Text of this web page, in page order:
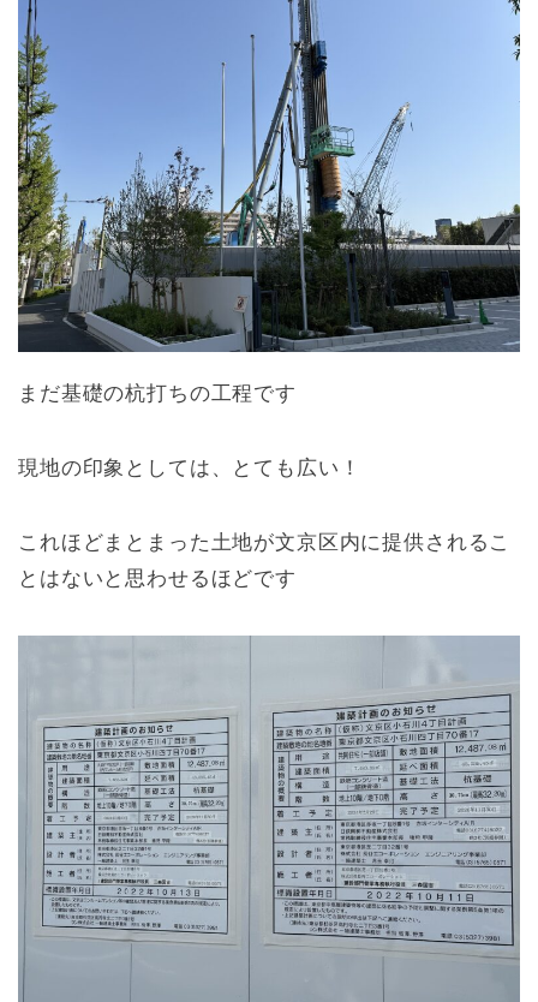
まだ基礎の杭打ちの工程です
現地の印象としては、とても広い！
これほどまとまった土地が文京区内に提供されるこ
とはないと思わせるほどです